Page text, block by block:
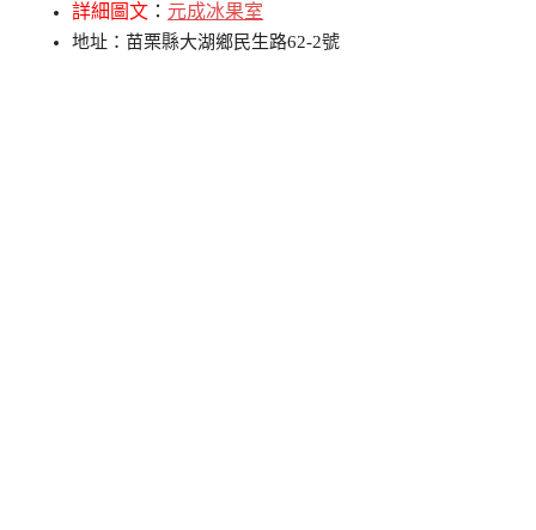
詳細圖文 ： 元成冰果室
地址：苗栗縣大湖鄉民生路62-2號